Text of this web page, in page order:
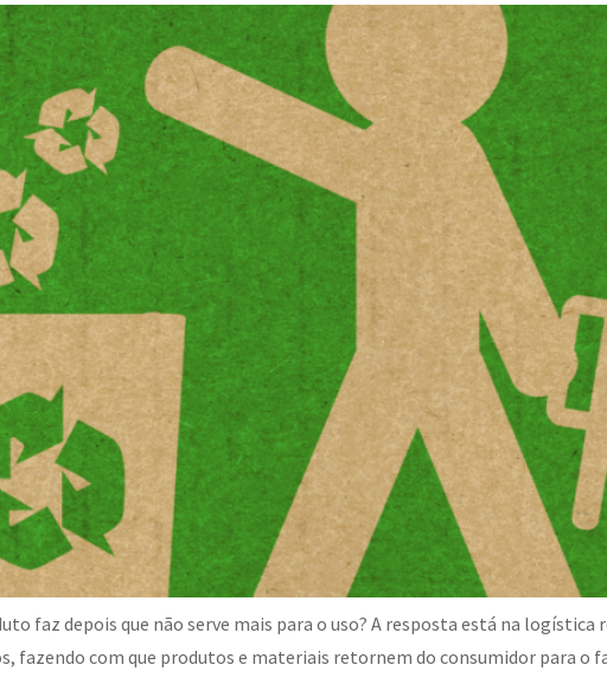
faz depois que não serve mais para o uso? A resposta está na logística
fazendo com que produtos e materiais retornem do consumidor para